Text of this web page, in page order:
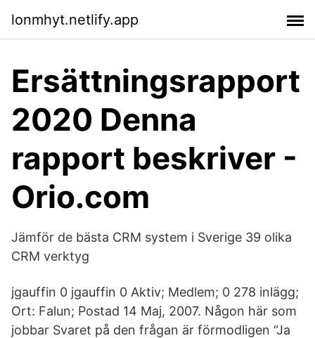
lonmhyt.netlify.app
Ersättningsrapport
2020 Denna
rapport beskriver -
Orio.com
Jämför de bästa CRM system i Sverige 39 olika
CRM verktyg
jgauffin 0 jgauffin 0 Aktiv; Medlem; 0 278 inlägg;
Ort: Falun; Postad 14 Maj, 2007. Någon här som
jobbar Svaret på den frågan är förmodligen “Ja